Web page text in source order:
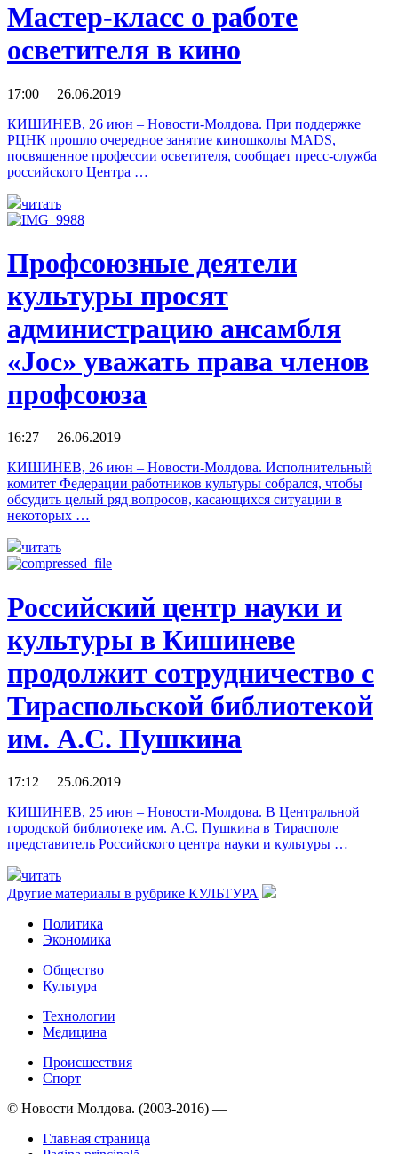
Мастер-класс о работе
осветителя в кино
17:00 26.06.2019
КИШИНЕВ, 26 июн – Новости-Молдова. При поддержке
РЦНК прошло очередное занятие киношколы MADS,
посвященное профессии осветителя, сообщает пресс-служба
российского Центра …
читать
Профсоюзные деятели
культуры просят
администрацию ансамбля
«Joc» уважать права членов
профсоюза
16:27 26.06.2019
КИШИНЕВ, 26 июн – Новости-Молдова. Исполнительный
комитет Федерации работников культуры собрался, чтобы
обсудить целый ряд вопросов, касающихся ситуации в
некоторых …
читать
Российский центр науки и
культуры в Кишиневе
продолжит сотрудничество с
Тираспольской библиотекой
им. А.С. Пушкина
17:12 25.06.2019
КИШИНЕВ, 25 июн – Новости-Молдова. В Центральной
городской библиотеке им. А.С. Пушкина в Тирасполе
представитель Российского центра науки и культуры …
читать
Другие материалы в рубрике КУЛЬТУРА
Политика
Экономика
Общество
Культура
Технологии
Медицина
Происшествия
Спорт
© Новости Молдова. (2003-2016) —
Главная страница